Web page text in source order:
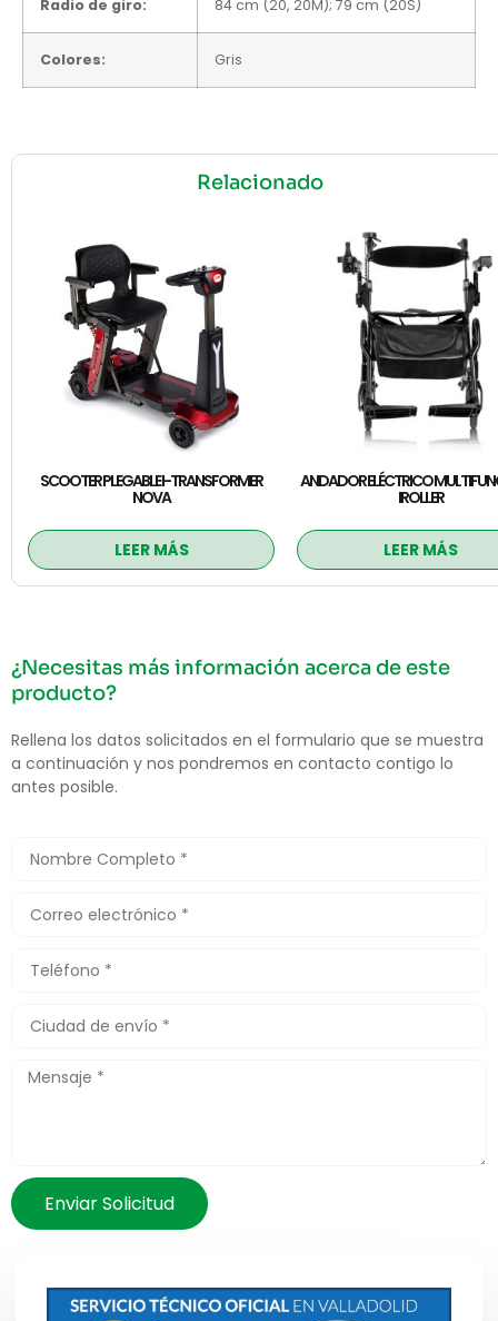
Relacionado
SCOOTER PLEGABLE I-TRANSFORMER
NOVA
LEER MÁS
ANDADOR ELÉCTRICO
IROLLER
LEER MÁS
Radio de giro: 84 cm (20, 20M); 79 cm (20S)
Colores: Gris
¿Necesitas más información acerca de este
producto?
Rellena los datos solicitados en el formulario que se muestra
a continuación y nos pondremos en contacto contigo lo
antes posible.
Enviar Solicitud